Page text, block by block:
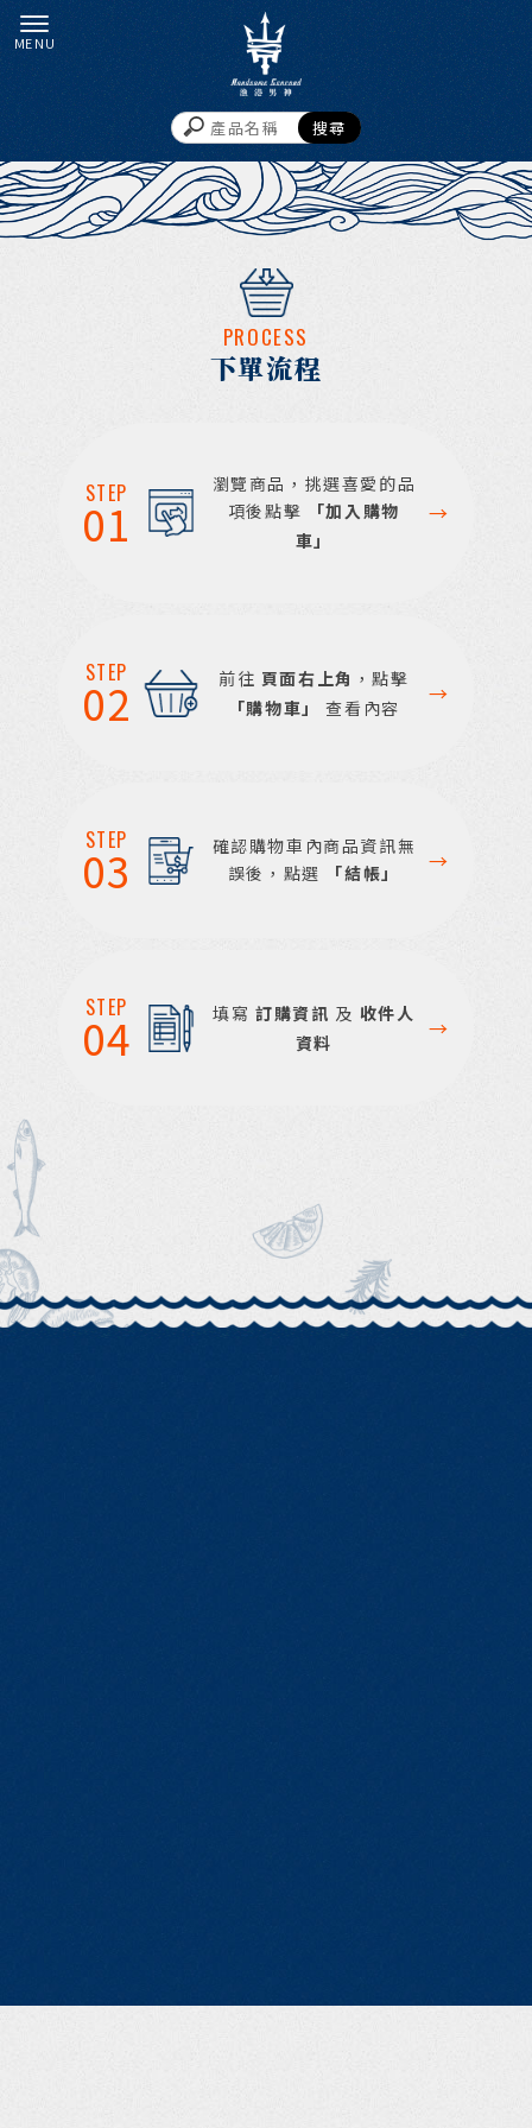
PROCESS
下單流程
STEP
01
瀏覽商品，挑選喜愛的品
項後點擊
「加入購物
車」
→
STEP
02 前往 頁面右上角 ，點擊
「購物車」
查看內容 →
STEP
03
確認購物車內商品資訊無
誤後，點選
「結帳」 →
STEP
04 填寫訂購資訊 及 收件人
資料
→